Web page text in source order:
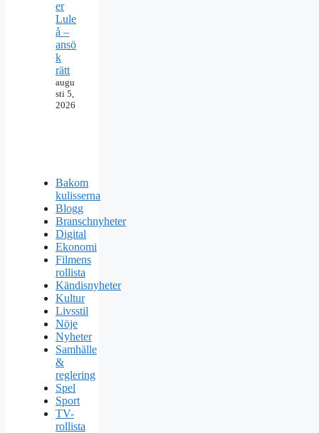
er
Lule
å –
ansö
k
rätt
augu
sti 5,
2026
Bakom
kulisserna
Blogg
Branschnyheter
Digital
Ekonomi
Filmens
rollista
Kändisnyheter
Kultur
Livsstil
Nöje
Nyheter
Samhälle
&
reglering
Spel
Sport
TV-
rollista